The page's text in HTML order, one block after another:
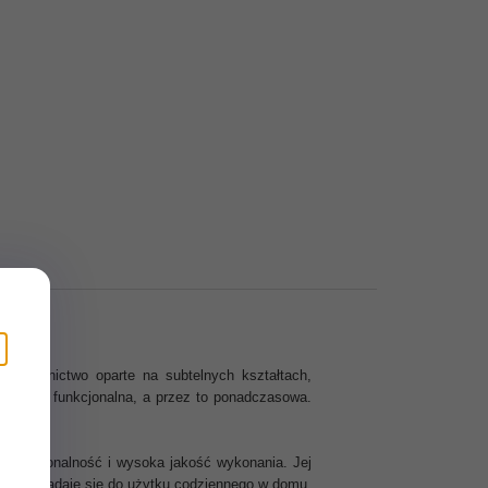
wzornictwo oparte na subtelnych kształtach,
i funkcjonalna, a przez to ponadczasowa.
i wysoka jakość wykonania. Jej
nadaje się do użytku codziennego w domu.